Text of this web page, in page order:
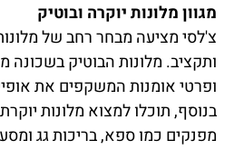
מגוון מלונות יוקרה ובוטיק
צ'לסי מציעה מבחר רחב של
ותקציב. מלונות הבוטיק בשכונה
ופרטי אומנות המשקפים את
בנוסף, תוכלו למצוא מלונות
מפנקים כמו ספא, בריכות גג